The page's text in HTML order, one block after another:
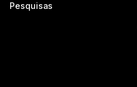
Pesquisas